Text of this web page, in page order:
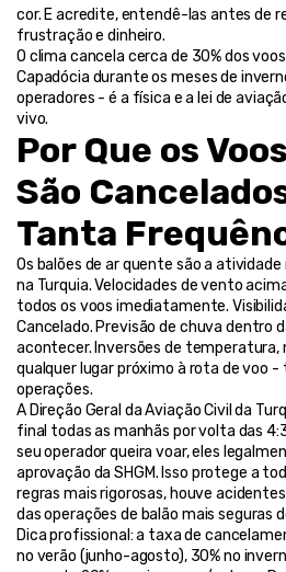
cor. E acredite, entendê-las antes de
frustração e dinheiro.
O clima cancela cerca de 30% dos
Capadócia durante os meses de
operadores - é a física e a lei de
vivo.
Por Que os
São
Tanta
Os balões de ar quente são a
na Turquia. Velocidades de vento
todos os voos imediatamente.
Cancelado. Previsão de chuva dentro
acontecer. Inversões de
qualquer lugar próximo à rota de voo
operações.
A Direção Geral da Aviação Civil da
final todas as manhãs por volta das
seu operador queira voar, eles
aprovação da SHGM. Isso protege a
regras mais rigorosas, houve
das operações de balão mais seguras
Dica profissional: a taxa de
no verão (junho-agosto), 30% no